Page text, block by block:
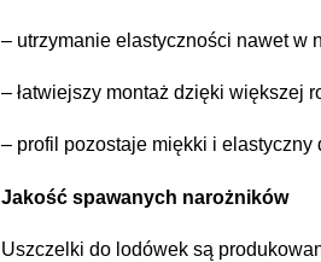
– utrzymanie elastyczności nawet w
– łatwiejszy montaż dzięki większej
– profil pozostaje miękki i elastyczny
Jakość spawanych narożników
Uszczelki do lodówek są